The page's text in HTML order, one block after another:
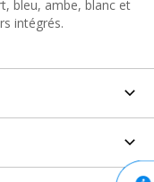
bleu, ambe, blanc et
intégrés.
12 HEX-